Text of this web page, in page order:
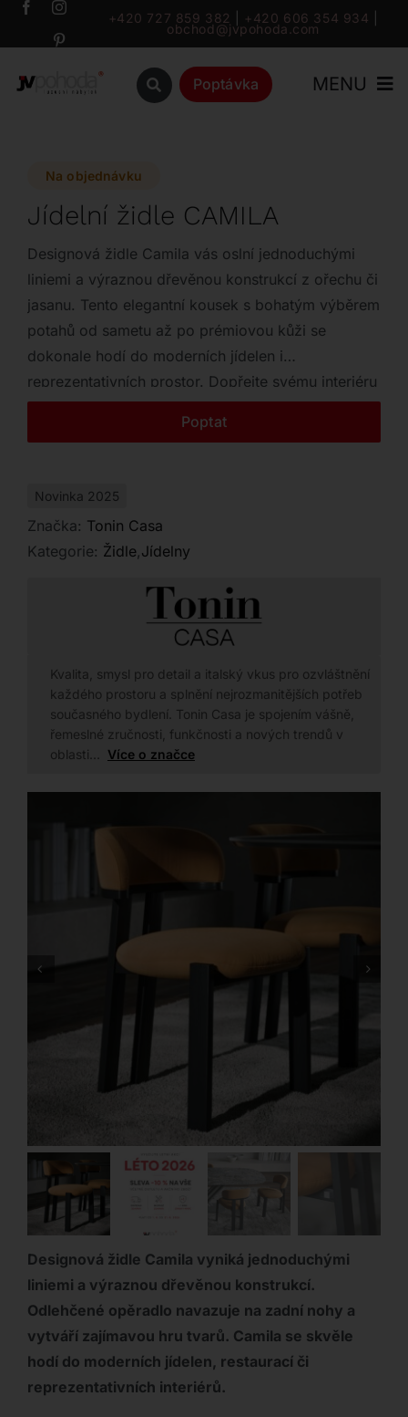
Přeskočit
+420 727 859 382 +420 606 354 934
obchod@jvpohoda.com
Poptávka MENU
Katalog
Značky
Outlet
Kontakt
Na objednávku
Jídelní židle CAMILA
Designová židle Camila vás oslní jednoduchými
liniemi a výraznou dřevěnou konstrukcí z ořechu či
jasanu. Tento elegantní kousek s bohatým výběrem
potahů od sametu až po prémiovou kůži se
dokonale hodí do moderních jídelen i
reprezentativních prostor. Dopřejte svému interiéru
styl a hru tvarů v rozměrech 52 x 54 x 80 cm.
Poptat
Novinka 2025
Značka: Tonin Casa
Kategorie: Židle,Jídelny
Kvalita, smysl pro detail a italský vkus pro ozvláštnění
každého prostoru a splnění nejrozmanitějších potřeb
současného bydlení. Tonin Casa je spojením vášně,
řemeslné zručnosti, funkčnosti a nových trendů v
oblasti… Více o značce
Designová židle Camila vyniká jednoduchými
liniemi a výraznou dřevěnou konstrukcí.
Odlehčené opěradlo navazuje na zadní nohy a
vytváří zajímavou hru tvarů. Camila se skvěle
hodí do moderních jídelen, restaurací či
reprezentativních interiérů.